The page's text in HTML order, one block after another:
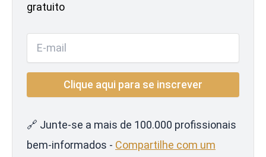
gratuito
🔗 Junte-se a mais de 100.000 profissionais
bem-informados - Compartilhe com um